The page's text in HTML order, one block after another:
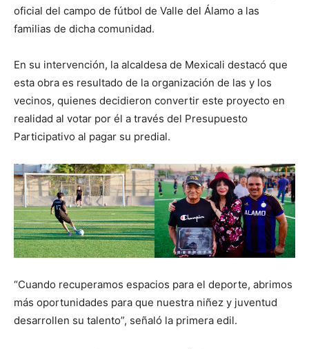
oficial del campo de fútbol de Valle del Álamo a las
familias de dicha comunidad.
En su intervención, la alcaldesa de Mexicali destacó que
esta obra es resultado de la organización de las y los
vecinos, quienes decidieron convertir este proyecto en
realidad al votar por él a través del Presupuesto
Participativo al pagar su predial.
“Cuando recuperamos espacios para el deporte, abrimos
más oportunidades para que nuestra niñez y juventud
desarrollen su talento”, señaló la primera edil.